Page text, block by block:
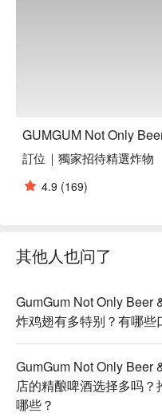
适合场景: 朋友聚餐、情
亮点特色：宠物友好、设
音乐，气氛直接拉满。
点，入坑必点！
经典金沙蛋黄 Golden
温泉蛋松露蘑菇炖饭
口感绵密，松露香气扑鼻，
Cheese Risotto | 每一口都
海道干贝，超满足。
金沙渔夫披萨 Golden Sand
訂位｜獨家招待精選炸物
4.9 (169)
其他人也问了
GumGum Not Only Beer
炸鸡翅有多特别？有哪些
GumGum Not Only Beer
店的精酿啤酒选择多吗
哪些？